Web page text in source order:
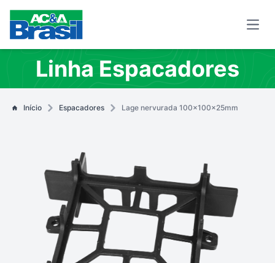
Linha Espacadores
Início Espacadores Lage nervurada 100x100x25mm